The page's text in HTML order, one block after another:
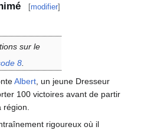
[modifier]
sur le
8
Albert , un jeune Dresseur
100 victoires avant de partir
rigoureux où il